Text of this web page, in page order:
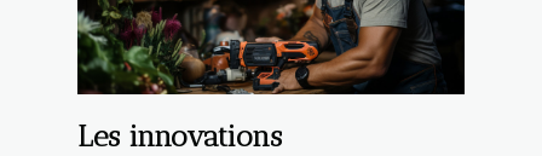
Les innovations